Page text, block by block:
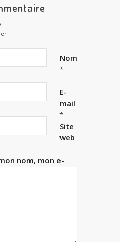
!
Nom
*
E-
mail
*
Site
web
nom, mon e-